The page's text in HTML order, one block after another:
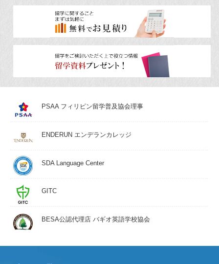
PSAA フィリピン留学普及協会理事
ENDERUN エンデランカレッジ
SDA Language Center
GITC
BESA公認代理店 バギオ英語学校協会